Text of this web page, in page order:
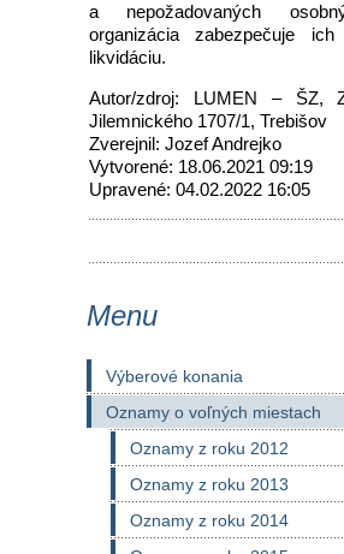
a nepožadovaných
organizácia zabezpečuje ich
likvidáciu.
Autor/zdroj: LUMEN – ŠZ,
Jilemnického 1707/1, Trebišov
Zverejnil: Jozef Andrejko
Vytvorené: 18.06.2021 09:19
Upravené: 04.02.2022 16:05
Menu
Výberové konania
Oznamy o voľných miestach
Oznamy z roku 2012
Oznamy z roku 2013
Oznamy z roku 2014